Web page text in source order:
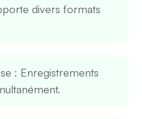
divers formats
: Enregistrements